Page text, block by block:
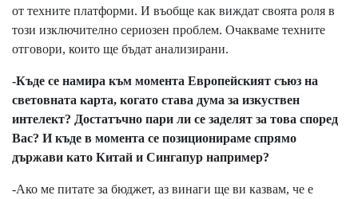
от техните платформи. И въобще как виждат своята роля в
този изключително сериозен проблем. Очакваме техните
отговори, които ще бъдат анализирани.
-Къде се намира към момента Европейският съюз на
световната карта, когато става дума за изкуствен
интелект? Достатъчно пари ли се заделят за това според
Вас? И къде в момента се позиционираме спрямо
държави като Китай и Сингапур например?
-Ако ме питате за бюджет, аз винаги ще ви казвам, че е